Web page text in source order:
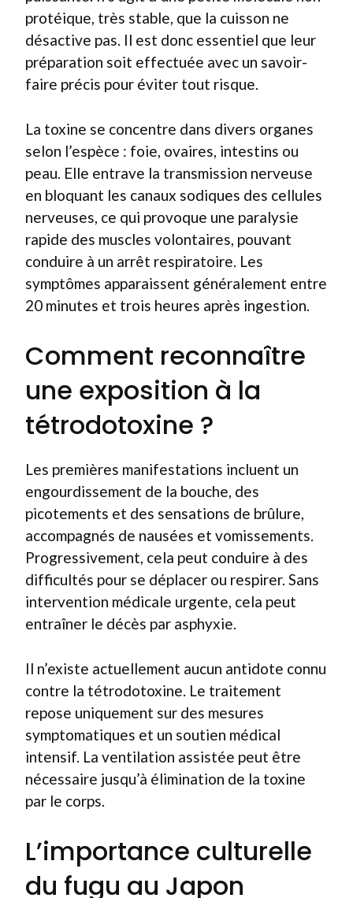
protéique, très stable, que la cuisson ne
désactive pas. Il est donc essentiel que leur
préparation soit effectuée avec un savoir-
faire précis pour éviter tout risque.
La toxine se concentre dans divers organes
selon l’espèce : foie, ovaires, intestins ou
peau. Elle entrave la transmission nerveuse
en bloquant les canaux sodiques des cellules
nerveuses, ce qui provoque une paralysie
rapide des muscles volontaires, pouvant
conduire à un arrêt respiratoire. Les
symptômes apparaissent généralement entre
20 minutes et trois heures après ingestion.
Comment reconnaître
une exposition à la
tétrodotoxine ?
Les premières manifestations incluent un
engourdissement de la bouche, des
picotements et des sensations de brûlure,
accompagnés de nausées et vomissements.
Progressivement, cela peut conduire à des
difficultés pour se déplacer ou respirer. Sans
intervention médicale urgente, cela peut
entraîner le décès par asphyxie.
Il n’existe actuellement aucun antidote connu
contre la tétrodotoxine. Le traitement
repose uniquement sur des mesures
symptomatiques et un soutien médical
intensif. La ventilation assistée peut être
nécessaire jusqu’à élimination de la toxine
par le corps.
L’importance culturelle
du fugu au Japon